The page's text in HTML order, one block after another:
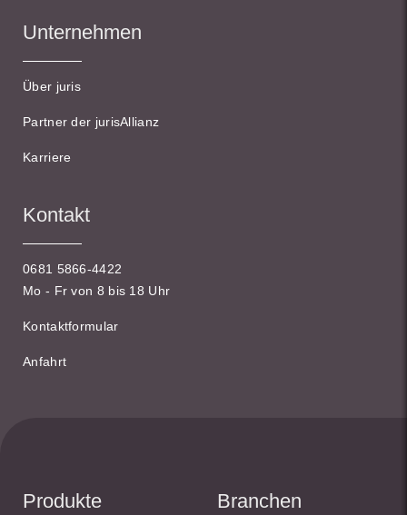
Unternehmen
Über juris
Partner der jurisAllianz
Karriere
Kontakt
0681 5866-4422
Mo - Fr von 8 bis 18 Uhr
Kontaktformular
Anfahrt
Produkte Branchen